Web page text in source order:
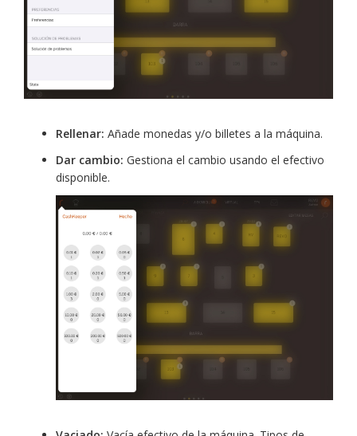
Rellenar: Añade monedas y/o billetes a la máquina.
Dar cambio: Gestiona el cambio usando el efectivo
disponible.